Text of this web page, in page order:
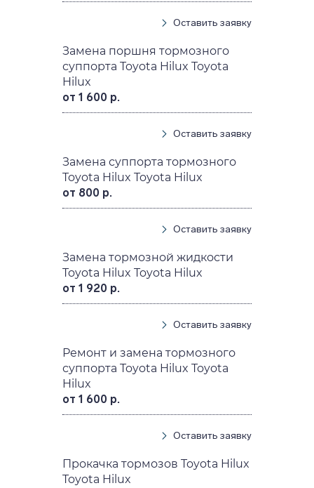
Оставить заявку
Замена поршня тормозного
суппорта Toyota Hilux Toyota
Hilux
от 1 600 р.
Оставить заявку
Замена суппорта тормозного
Toyota Hilux Toyota Hilux
от 800 р.
Оставить заявку
Замена тормозной жидкости
Toyota Hilux Toyota Hilux
от 1 920 р.
Оставить заявку
Ремонт и замена тормозного
суппорта Toyota Hilux Toyota
Hilux
от 1 600 р.
Оставить заявку
Прокачка тормозов Toyota Hilux
Toyota Hilux